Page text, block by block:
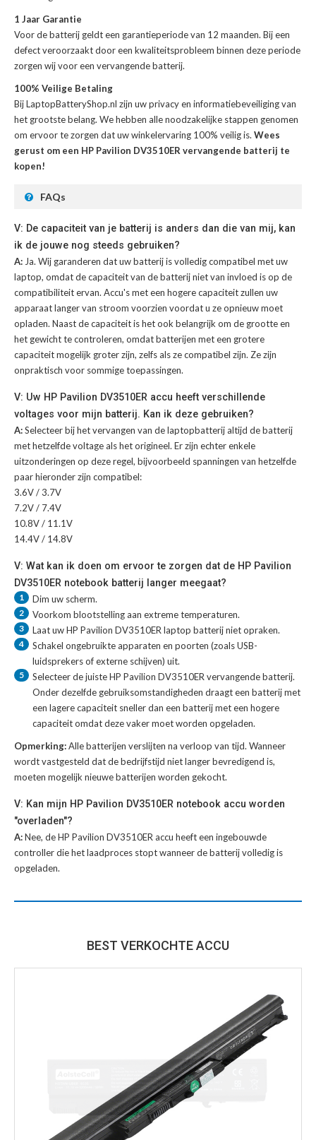
1 Jaar Garantie
Voor debatterij geldt een garantieperiode van 12 maanden. Bij een
defect veroorzaakt door een kwaliteitsprobleem binnen deze periode
zorgen wij voor een vervangende batterij.
100% Veilige Betaling
Bij LaptopBatteryShop.nl zijn uw privacy en informatiebeveiliging van
het grootste belang. We hebben alle noodzakelijke stappen genomen
om ervoor te zorgen dat uw winkelervaring 100% veilig is. Wees
gerust om een HP Pavilion DV3510ER vervangende batterij te
kopen!
FAQs
V: De capaciteit van je batterij is anders dan die van mij, kan
ik de jouwe nog steeds gebruiken?
A: Ja. Wij garanderen dat uw batterij is volledig compatibel met uw
laptop, omdat de capaciteit van de batterij niet van invloed is op de
compatibiliteit ervan. Accu's met een hogere capaciteit zullen uw
apparaat langer van stroom voorzien voordat u ze opnieuw moet
opladen. Naast de capaciteit is het ook belangrijk om de grootte en
het gewicht te controleren, omdat batterijen met een grotere
capaciteit mogelijk groter zijn, zelfs als ze compatibel zijn. Ze zijn
onpraktisch voor sommige toepassingen.
V: Uw HP Pavilion DV3510ER accu heeft verschillende
voltages voor mijn batterij. Kan ik deze gebruiken?
A:Selecteer bij het vervangen van de laptopbatterij altijd de batterij
met hetzelfde voltage als het origineel. Er zijn echter enkele
uitzonderingen op deze regel, bijvoorbeeld spanningen van hetzelfde
paar hieronder zijn compatibel:
3.6V / 3.7V
7.2V / 7.4V
10.8V / 11.1V
14.4V / 14.8V
V: Wat kan ik doen om ervoor te zorgen dat de HP Pavilion
DV3510ER notebook batterij langer meegaat?
1 Dim uw scherm.
2 Voorkom blootstelling aan extreme temperaturen.
3 Laat uwHP Pavilion DV3510ER laptop batterijniet opraken.
4
Schakel ongebruikte apparaten en poorten (zoals USB-
luidsprekers of externe schijven) uit.
5 Selecteer de juisteHP Pavilion DV3510ER vervangende batterij.
Onder dezelfde gebruiksomstandigheden draagt een batterij met
een lagere capaciteit sneller dan een batterij met een hogere
capaciteit omdat deze vaker moet worden opgeladen.
Opmerking:Alle batterijen verslijten na verloop van tijd. Wanneer
wordt vastgesteld dat de bedrijfstijd niet langer bevredigend is,
moeten mogelijk nieuwe batterijen worden gekocht.
V: Kan mijn HP Pavilion DV3510ER notebook accu worden
"overladen"?
A:Nee, de HP Pavilion DV3510ER accu heeft een ingebouwde
controller die het laadproces stopt wanneer de batterij volledig is
opgeladen.
BEST VERKOCHTE ACCU